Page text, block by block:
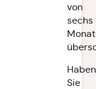
von
sechs
Haben
Sie